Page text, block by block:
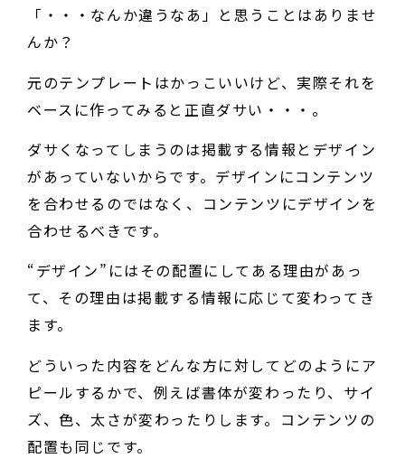
「・・・なんか違うなあ」と思うことはありませ
んか？
元のテンプレートはかっこいいけど、実際それを
ベースに作ってみると正直ダサい・・・。
ダサくなってしまうのは掲載する情報とデザイン
があっていないからです。デザインにコンテンツ
を合わせるのではなく、コンテンツにデザインを
合わせるべきです。
“デザイン”にはその配置にしてある理由があっ
て、その理由は掲載する情報に応じて変わってき
ます。
どういった内容をどんな方に対してどのようにア
ピールするかで、例えば書体が変わったり、サイ
ズ、色、太さが変わったりします。コンテンツの
配置も同じです。